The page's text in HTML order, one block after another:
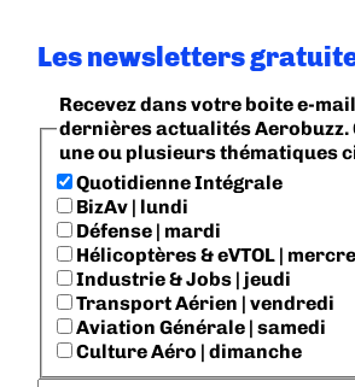
Les newsletters
Recevez dans votre boite e-
dernières actualités Aerobuzz.
une ou plusieurs thématiques
Quotidienne Intégrale
BizAv | lundi
Défense | mardi
Hélicoptères & eVTOL |
Industrie & Jobs | jeudi
Transport Aérien | vendredi
Aviation Générale | samedi
Culture Aéro | dimanche